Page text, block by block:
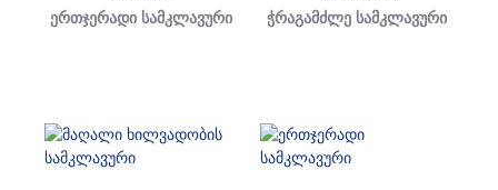
ერთჯერადი სამკლავური
ჭრაგამძლე სამკლავური